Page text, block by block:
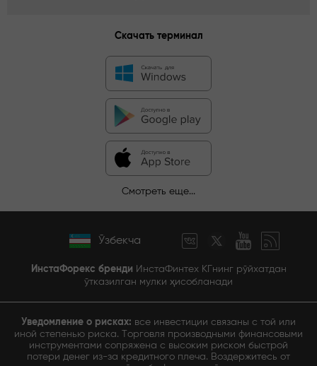
Скачать терминал
Смотреть еще...
Ўзбекча
ИнстаФорекс бренди ИнстаФинтех КГнинг рўйхатдан
ўтказилган мулки ҳисобланади
Уведомление о рисках: все инвестиции связаны с той или
иной степенью риска. Торговля производными финансовыми
инструментами сопряжена с высоким риском быстрой
потери денег из-за кредитного плеча. Воздержитесь от